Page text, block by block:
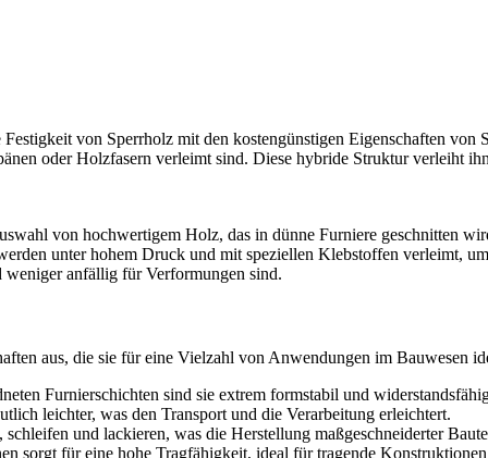
von Sperrholz mit den kostengünstigen Eigenschaften von
oder Holzfasern verleimt sind. Diese hybride Struktur verleiht
von hochwertigem Holz, das in dünne Furniere geschnitten
unter hohem Druck und mit speziellen Klebstoffen verleimt,
weniger anfällig für Verformungen sind.
aus, die sie für eine Vielzahl von Anwendungen im Bauwesen
Furnierschichten sind sie extrem formstabil und
leichter, was den Transport und die Verarbeitung erleichtert.
und lackieren, was die Herstellung maßgeschneiderter
sorgt für eine hohe Tragfähigkeit, ideal für tragende